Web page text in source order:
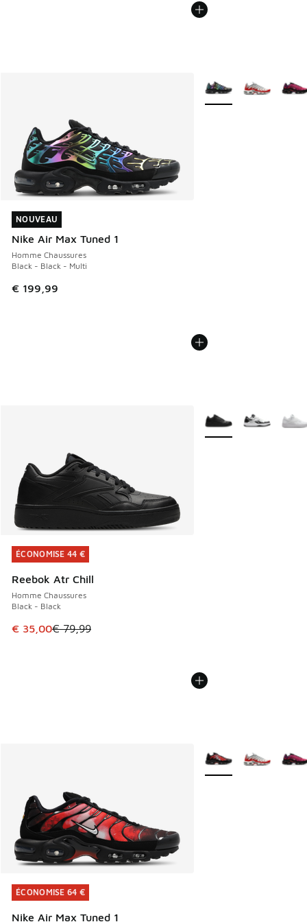
NOUVEAU
Nike Air Max Tuned 1
Homme Chaussures
Black - Black - Multi
€ 199,99
NOUVEAU
Plus de couleurs
ÉCONOMISE 44 €
Reebok Atr Chill
Homme Chaussures
Black - Black
Cet article est en promotion. Prix en baisse de € 79,99 à
€ 35,00€ 79,99
ÉCONOMISE 44 €
Plus de couleurs
ÉCONOMISE 64 €
Nike Air Max Tuned 1
ÉCONOMISE 64 €
Plus de couleurs